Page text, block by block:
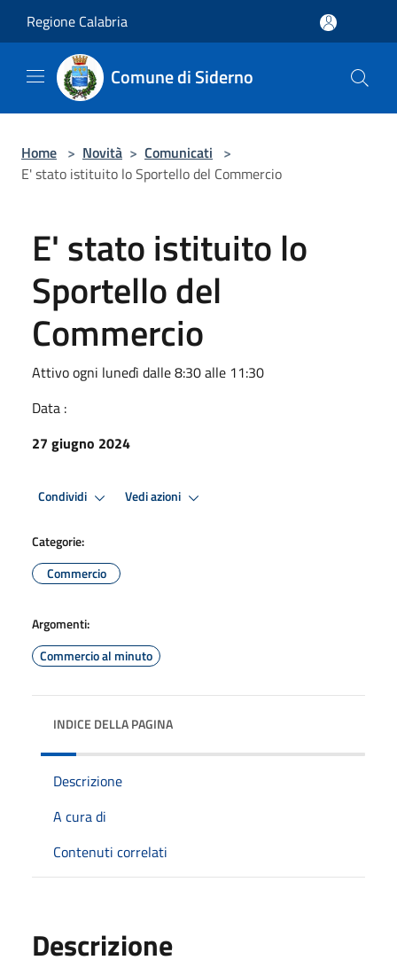
Regione Calabria
Comune di Siderno
Home > Novità > Comunicati >
E' stato istituito lo Sportello del Commercio
E' stato istituito lo
Sportello del
Commercio
Attivo ogni lunedì dalle 8:30 alle 11:30
Data :
27 giugno 2024
Condividi Vedi azioni
Categorie:
Commercio
Argomenti:
Commercio al minuto
INDICE DELLA PAGINA
Descrizione
A cura di
Contenuti correlati
Descrizione